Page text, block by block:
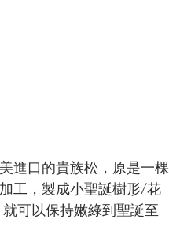
進口的貴族松，原是一棵
工，製成小聖誕樹形/花
可以保持嫩綠到聖誕至